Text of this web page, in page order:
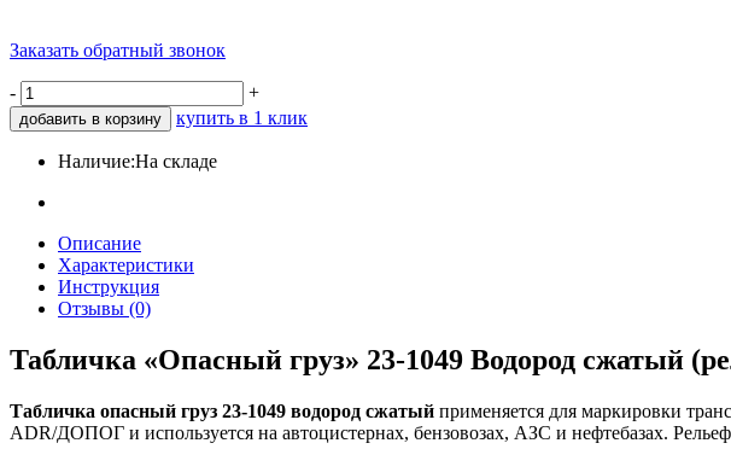
Заказать обратный звонок
- +
добавить в корзину купить в 1 клик
Наличие:На складе
Описание
Характеристики
Инструкция
Отзывы (0)
Табличка «Опасный груз» 23-1049 Водород сжатый
Табличка опасный груз 23-1049 водород сжатый применяется для маркировки
ADR/ДОПОГ и используется на автоцистернах, бензовозах, АЗС и нефтебазах.